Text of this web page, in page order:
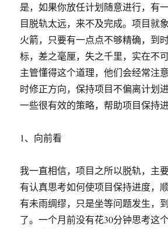
是，如果你放任计划随意进行，有
目脱轨太远，来不及完成。项目就
火箭，只要有一点点不够精确，到
标，差之毫厘，失之千里，实在不
主管懂得这个道理，他们会经常注
时修正方向，保持项目不偏离计划
一些很有效的策略，帮助项目保持进
1、向前看
我一直相信，项目之所以脱轨，主
有认真思考如何使项目保持进度，
有未雨绸缪，只是坐等问题发生，
了。一个月前没有花30分钟思考这